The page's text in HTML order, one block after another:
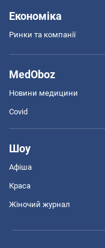
Економіка
Ринки та компанії
MedOboz
Новини медицини
Covid
Шоу
Афіша
Краса
Жіночий журнал